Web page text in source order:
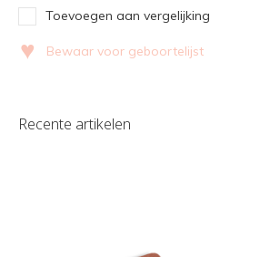
Toevoegen aan vergelijking
♥ Bewaar voor geboortelijst
Recente artikelen